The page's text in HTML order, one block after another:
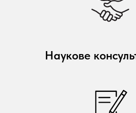
Наукове